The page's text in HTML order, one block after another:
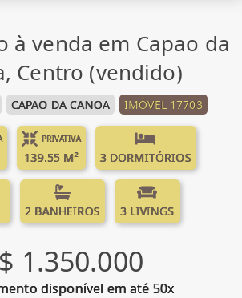
à venda em Capao da
Centro (vendido)
CAPAO DA CANOA IMÓVEL 17703
PRIVATIVA
139.55 M² 3 DORMITÓRIOS
2 BANHEIROS 3 LIVINGS
1.350.000
disponível em até 50x